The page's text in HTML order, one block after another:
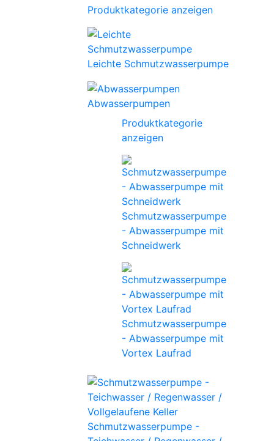
Produktkategorie anzeigen
Leichte Schmutzwasserpumpe
Abwasserpumpen
Produktkategorie
anzeigen
Schmutzwasserpumpe
- Abwasserpumpe mit
Schneidwerk
Schmutzwasserpumpe
- Abwasserpumpe mit
Vortex Laufrad
Schmutzwasserpumpe -